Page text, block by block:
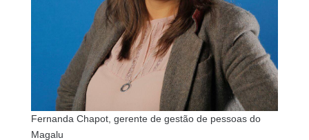
Fernanda Chapot, gerente de gestão de pessoas do
Magalu